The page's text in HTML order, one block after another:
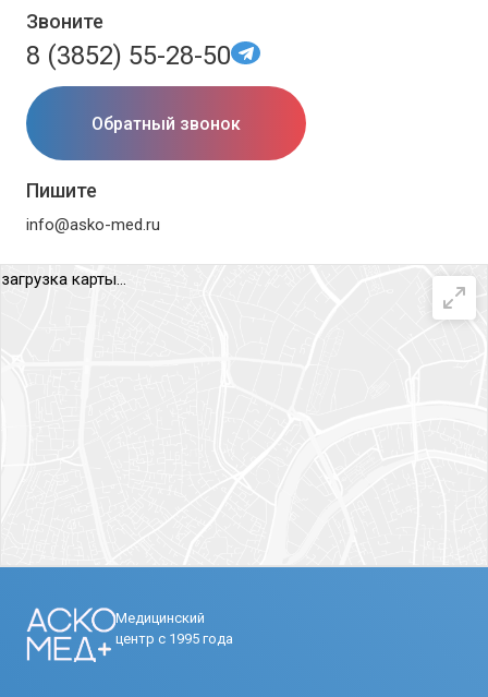
Звоните
8 (3852) 55-28-50
Обратный звонок
Пишите
info@asko-med.ru
загрузка карты...
Медицинский
центр с 1995 года